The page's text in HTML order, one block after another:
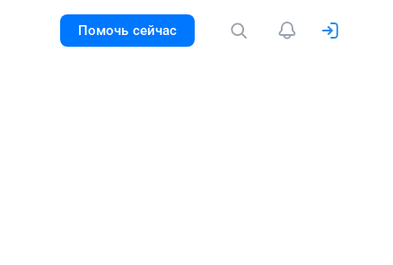
Помочь сейчас